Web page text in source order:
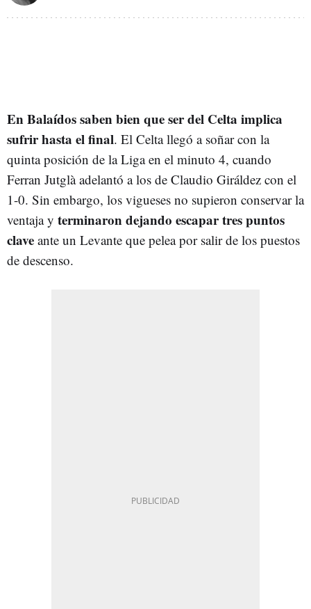
En Balaídos saben bien que ser del Celta implica
sufrir hasta el final. El Celta llegó a soñar con la
quinta posición de la Liga en el minuto 4, cuando
Ferran Jutglà adelantó a los de Claudio Giráldez con el
1-0. Sin embargo, los vigueses no supieron conservar la
ventaja y terminaron dejando escapar tres puntos
clave ante un Levante que pelea por salir de los puestos
de descenso.